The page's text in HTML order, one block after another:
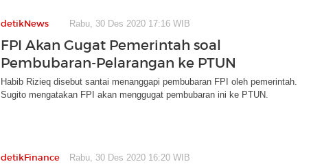
detikNews Rabu, 30 Des 2020 17:16 WIB
FPI Akan Gugat Pemerintah soal
Pembubaran-Pelarangan ke PTUN
Habib Rizieq disebut santai menanggapi pembubaran FPI oleh pemerintah.
Sugito mengatakan FPI akan menggugat pembubaran ini ke PTUN.
detikFinance Rabu, 30 Des 2020 16:20 WIB